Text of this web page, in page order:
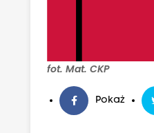
fot. Mat. CKP
Pokaż